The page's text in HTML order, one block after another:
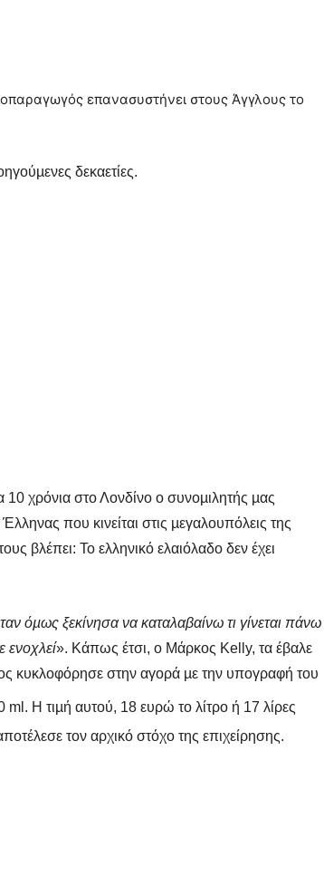
επανασυστήνει στους Άγγλους το
δεκαετίες.
10 χρόνια στο Λονδίνο ο συνοµιλητής µας
που κινείται στις µεγαλουπόλεις της
βλέπει: Το ελληνικό ελαιόλαδο δεν έχει
όµως ξεκίνησα να καταλαβαίνω τι γίνεται πάνω
ενοχλεί». Κάπως έτσι, ο Μάρκος Kelly, τα έβαλε
κυκλοφόρησε στην αγορά µε την υπογραφή του
Η τιµή αυτού, 18 ευρώ το λίτρο ή 17 λίρες
τον αρχικό στόχο της επιχείρησης.